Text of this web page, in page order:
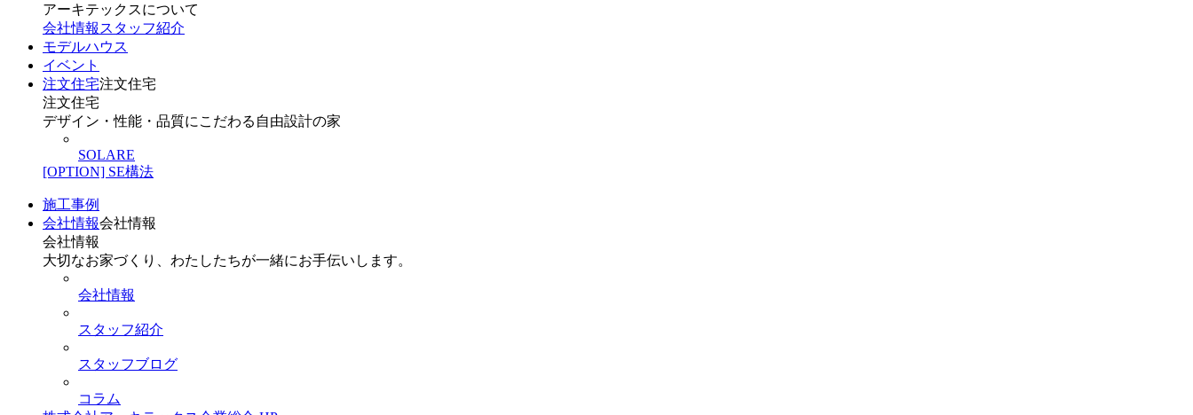
アーキテックスについて
会社情報 スタッフ紹介
モデルハウス
イベント
注文住宅注文住宅
注文住宅
デザイン・性能・品質にこだわる自由設計の家
SOLARE
[OPTION] SE構法
施工事例
会社情報会社情報
会社情報
大切なお家づくり、わたしたちが一緒にお手伝いします。
会社情報
スタッフ紹介
スタッフブログ
コラム